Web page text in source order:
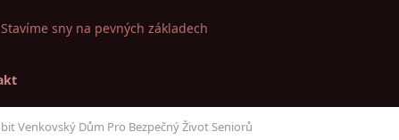
sny na pevných základech
Venkovský Dům Pro Bezpečný Život Seniorů